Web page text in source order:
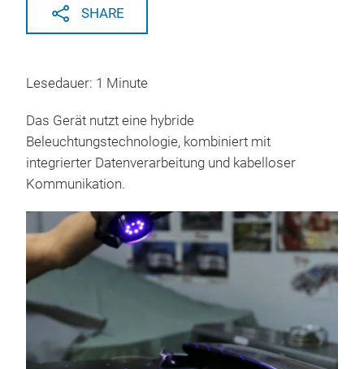
SHARE
Lesedauer: 1 Minute
Das Gerät nutzt eine hybride
Beleuchtungstechnologie, kombiniert mit
integrierter Datenverarbeitung und kabelloser
Kommunikation.